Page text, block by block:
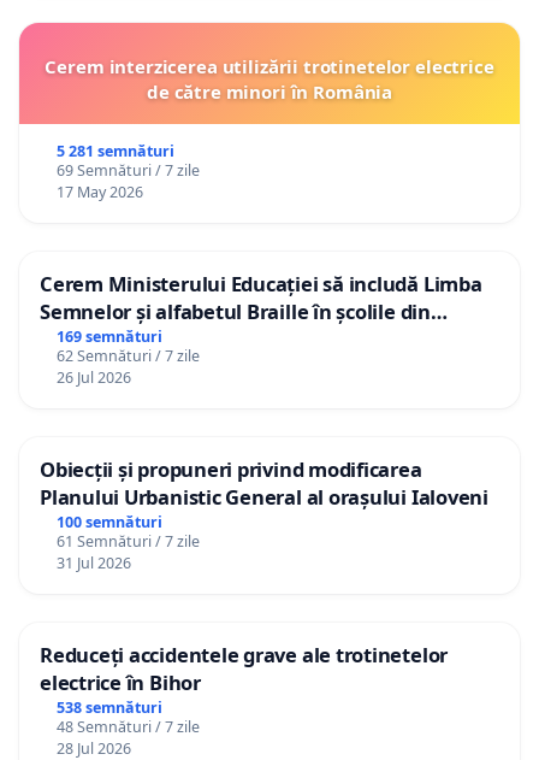
Cerem interzicerea utilizării trotinetelor electrice
de către minori în România
5 281 semnături
69 Semnături / 7 zile
17 May 2026
Cerem Ministerului Educației să includă Limba
Semnelor și alfabetul Braille în școlile din
Republica Moldova!
169 semnături
62 Semnături / 7 zile
26 Jul 2026
Obiecții și propuneri privind modificarea
Planului Urbanistic General al orașului Ialoveni
100 semnături
61 Semnături / 7 zile
31 Jul 2026
Reduceți accidentele grave ale trotinetelor
electrice în Bihor
538 semnături
48 Semnături / 7 zile
28 Jul 2026